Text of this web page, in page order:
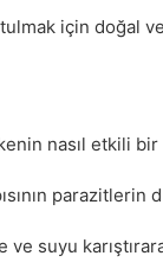
için doğal
nasıl etkili
parazitlerin
suyu